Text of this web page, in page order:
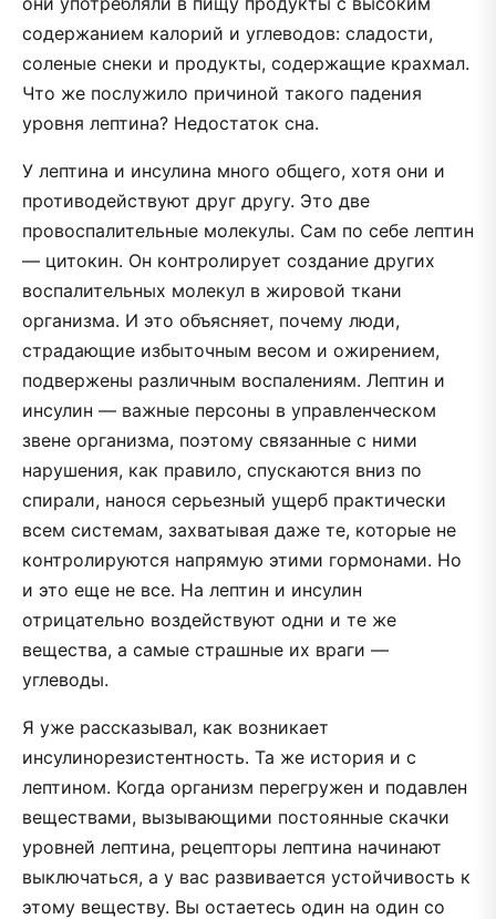
содержанием калорий и углеводов: сладости,
соленые снеки и продукты, содержащие крахмал.
Что же послужило причиной такого падения
уровня лептина? Недостаток сна.
У лептина и инсулина много общего, хотя они и
противодействуют друг другу. Это две
провоспалительные молекулы. Сам по себе лептин
— цитокин. Он контролирует создание других
воспалительных молекул в жировой ткани
организма. И это объясняет, почему люди,
страдающие избыточным весом и ожирением,
подвержены различным воспалениям. Лептин и
инсулин — важные персоны в управленческом
звене организма, поэтому связанные с ними
нарушения, как правило, спускаются вниз по
спирали, нанося серьезный ущерб практически
всем системам, захватывая даже те, которые не
контролируются напрямую этими гормонами. Но
и это еще не все. На лептин и инсулин
отрицательно воздействуют одни и те же
вещества, а самые страшные их враги —
углеводы.
Я уже рассказывал, как возникает
инсулинорезистентность. Та же история и с
лептином. Когда организм перегружен и подавлен
веществами, вызывающими постоянные скачки
уровней лептина, рецепторы лептина начинают
выключаться, а у вас развивается устойчивость к
этому веществу. Вы остаетесь один на один со